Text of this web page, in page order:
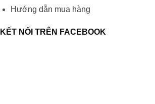
Hướng dẫn mua hàng
KẾT NỐI TRÊN FACEBOOK